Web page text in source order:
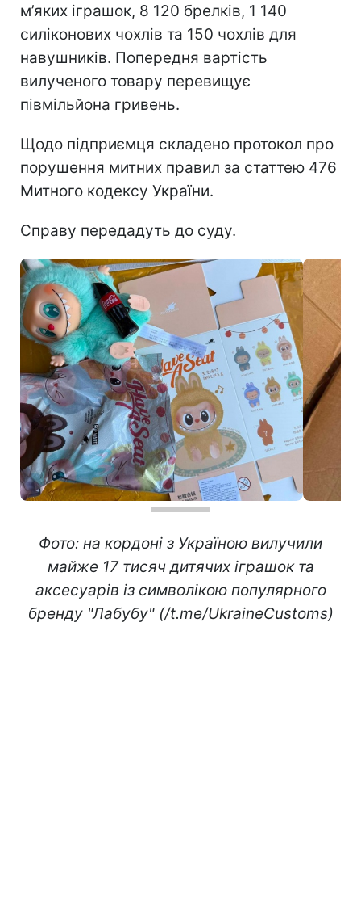
м’яких іграшок, 8 120 брелків, 1 140
силіконових чохлів та 150 чохлів для
навушників. Попередня вартість
вилученого товару перевищує
півмільйона гривень.
Щодо підприємця складено протокол про
порушення митних правил за статтею 476
Митного кодексу України.
Справу передадуть до суду.
Фото: на кордоні з Україною вилучили
майже 17 тисяч дитячих іграшок та
аксесуарів із символікою популярного
бренду "Лабубу" (/t.me/UkraineCustoms)